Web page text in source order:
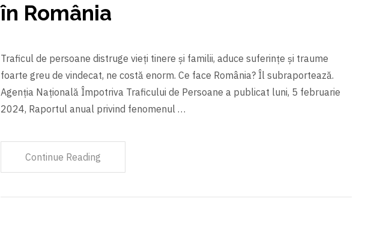
în România
Traficul de persoane distruge vieți tinere și familii, aduce suferințe și traume
foarte greu de vindecat, ne costă enorm. Ce face România? Îl subraportează.
Agenția Națională Împotriva Traficului de Persoane a publicat luni, 5 februarie
2024, Raportul anual privind fenomenul …
Continue Reading